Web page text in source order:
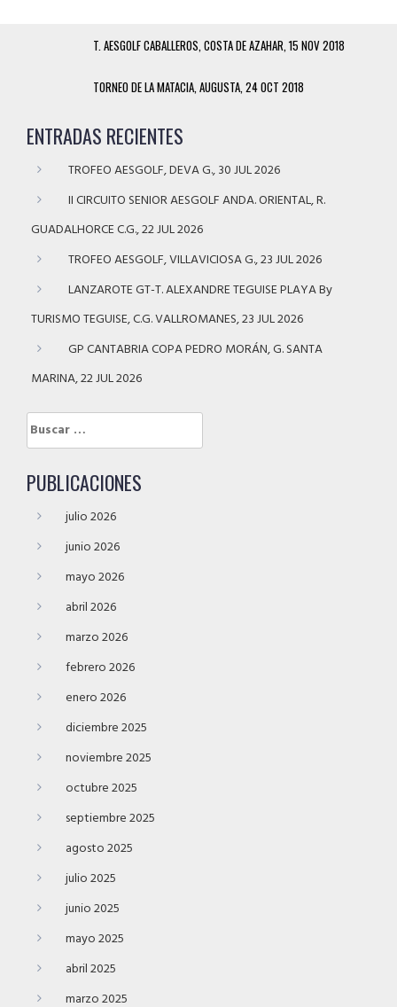
T. AESGOLF CABALLEROS, COSTA DE AZAHAR, 15 NOV 2018
TORNEO DE LA MATACIA, AUGUSTA, 24 OCT 2018
ENTRADAS RECIENTES
TROFEO AESGOLF, DEVA G., 30 JUL 2026
II CIRCUITO SENIOR AESGOLF ANDA. ORIENTAL, R.
GUADALHORCE C.G., 22 JUL 2026
TROFEO AESGOLF, VILLAVICIOSA G., 23 JUL 2026
LANZAROTE GT-T. ALEXANDRE TEGUISE PLAYA By
TURISMO TEGUISE, C.G. VALLROMANES, 23 JUL 2026
GP CANTABRIA COPA PEDRO MORÁN, G. SANTA
MARINA, 22 JUL 2026
Buscar:
PUBLICACIONES
julio 2026
junio 2026
mayo 2026
abril 2026
marzo 2026
febrero 2026
enero 2026
diciembre 2025
noviembre 2025
octubre 2025
septiembre 2025
agosto 2025
julio 2025
junio 2025
mayo 2025
abril 2025
marzo 2025